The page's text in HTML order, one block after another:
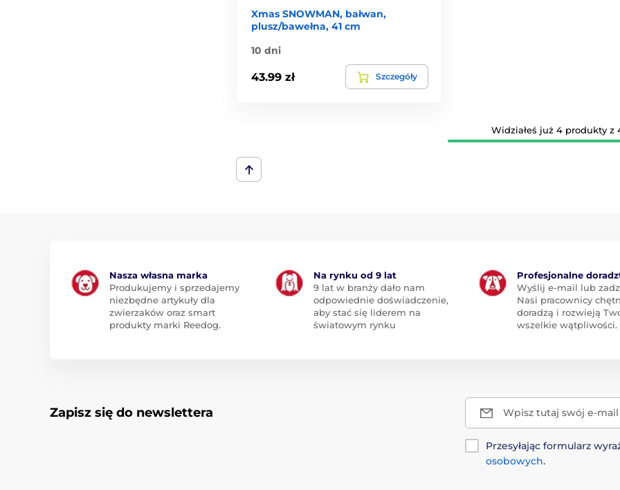
Xmas SNOWMAN, bałwan,
plusz/bawełna, 41 cm
10 dni
43.99 zł Szczegóły
Widziałeś już 4 produkty z
Nasza własna marka
Produkujemy i sprzedajemy
niezbędne artykuły dla
zwierzaków oraz smart
produkty marki Reedog.
Na rynku od 9 lat
9 lat w branży dało nam
odpowiednie doświadczenie,
aby stać się liderem na
światowym rynku
Profesjonalne
Wyślij e-mail lub
Nasi pracownicy
doradzą i rozwieją
wszelkie wątpliwości.
Zapisz się do newslettera Wpisz tutaj swój e-mail
Przesyłając formularz
osobowych.